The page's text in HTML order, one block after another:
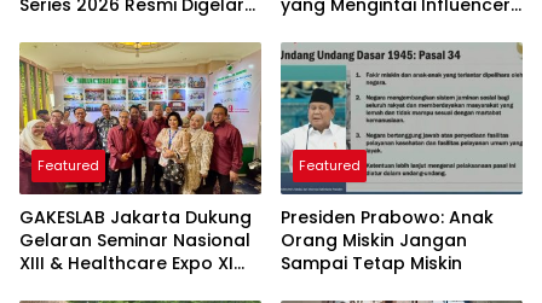
Series 2026 Resmi Digelar
yang Mengintai Influencer,
yang Perlu Diketahui
Featured
GAKESLAB Jakarta Dukung
Gelaran Seminar Nasional
XIII & Healthcare Expo XI
Featured
Presiden Prabowo: Anak
Orang Miskin Jangan
Sampai Tetap Miskin